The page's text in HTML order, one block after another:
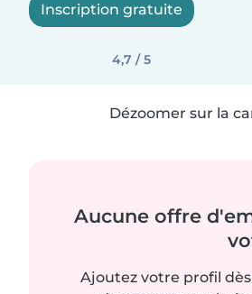
Inscription gratuite
4,7 / 5
Dézoomer sur la
Aucune offre
Ajoutez votre profil